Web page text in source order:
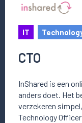
IT
CTO
InShared is een
anders doet. Het
verzekeren
Technology